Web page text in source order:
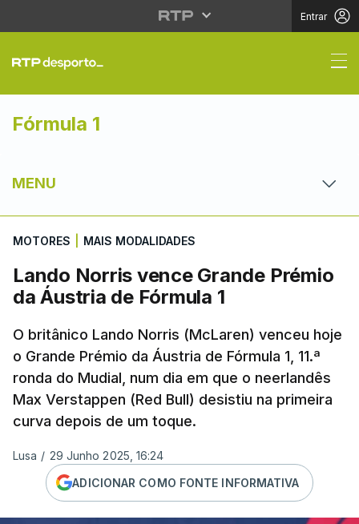
Entrar
Lando Norris vence
Fórmula 1
MENU
MOTORES MAIS MODALIDADES
Lando Norris vence Grande Prémio
da Áustria de Fórmula 1
O britânico Lando Norris (McLaren) venceu hoje
o Grande Prémio da Áustria de Fórmula 1, 11.ª
ronda do Mudial, num dia em que o neerlandês
Max Verstappen (Red Bull) desistiu na primeira
curva depois de um toque.
Lusa / 29 Junho 2025, 16:24
ADICIONAR COMO FONTE INFORMATIVA